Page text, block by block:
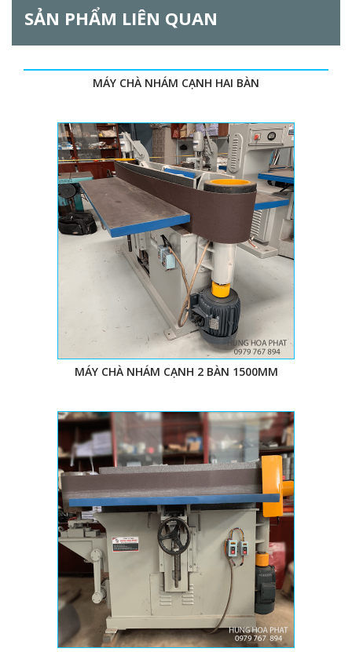
SẢN PHẨM LIÊN QUAN
MÁY CHÀ NHÁM CẠNH HAI BÀN
MÁY CHÀ NHÁM CẠNH 2 BÀN 1500MM